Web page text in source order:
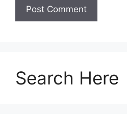
Search Here